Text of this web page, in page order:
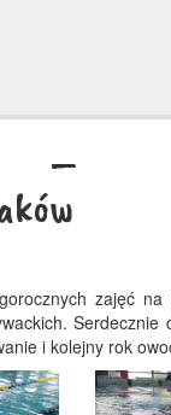
–
zajęć na
Serdecznie
i kolejny rok